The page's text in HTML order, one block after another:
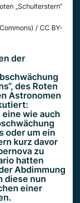
„Schulterstern“
/ CC BY-
der
des Roten
Astronomen
wie auch
oder um ein
kurz davor
zu
hatten
Abdimmung
diese nun
einer